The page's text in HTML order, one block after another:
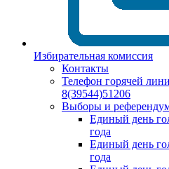
Избирательная комиссия
Контакты
Телефон горячей
8(39544)51206
Выборы и
Единый день
года
Единый день
года